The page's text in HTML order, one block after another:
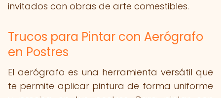
invitados con obras de arte comestibles.
Trucos para Pintar con Aerógrafo
en Postres
El aerógrafo es una herramienta versátil que
te permite aplicar pintura de forma uniforme